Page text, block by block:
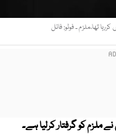
تھا،ملزم ۔ فوٹو: فائل